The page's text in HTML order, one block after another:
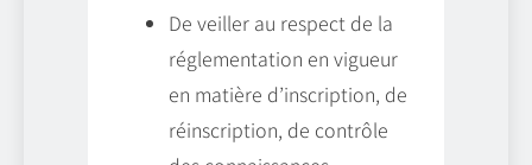
De veiller au respect de la
réglementation en vigueur
en matière d’inscription, de
réinscription, de contrôle